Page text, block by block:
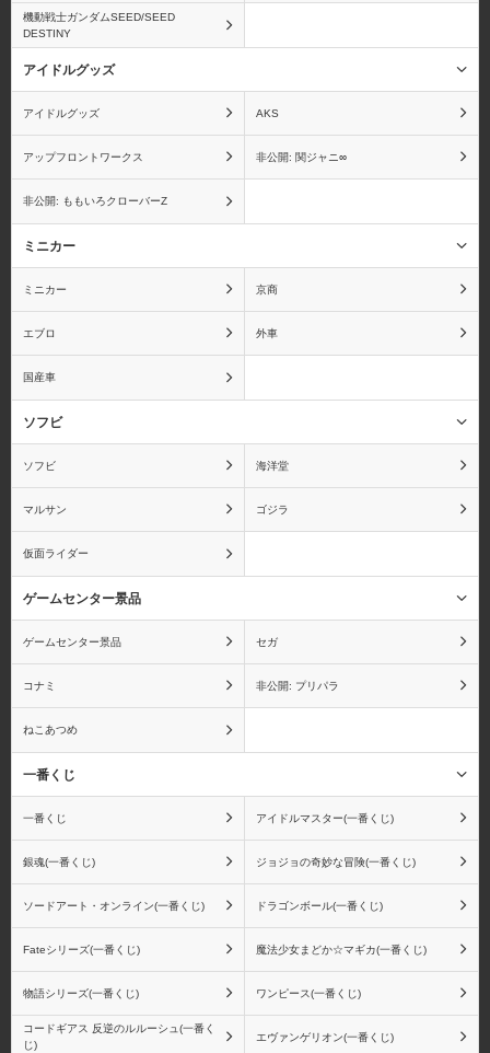
機動戦士ガンダムSEED/SEED
DESTINY
アイドルグッズ
アイドルグッズ AKS
アップフロントワークス 非公開: 関ジャニ∞
非公開: ももいろクローバーZ
ミニカー
ミニカー 京商
エブロ 外車
国産車
ソフビ
ソフビ 海洋堂
マルサン ゴジラ
仮面ライダー
ゲームセンター景品
ゲームセンター景品 セガ
コナミ 非公開: プリパラ
ねこあつめ
一番くじ
一番くじ アイドルマスター(一番くじ)
銀魂(一番くじ) ジョジョの奇妙な冒険(一番くじ)
ソードアート・オンライン(一番くじ) ドラゴンボール(一番くじ)
Fateシリーズ(一番くじ) 魔法少女まどか☆マギカ(一番くじ)
物語シリーズ(一番くじ) ワンピース(一番くじ)
コードギアス 反逆のルルーシュ(一番く
じ)
エヴァンゲリオン(一番くじ)